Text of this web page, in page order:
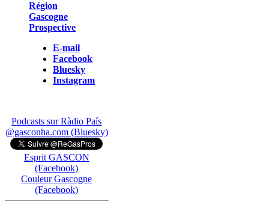
Région
Gascogne
Prospective
E-mail
Facebook
Bluesky
Instagram
Podcasts sur Ràdio País
@gasconha.com (Bluesky)
Esprit GASCON
(Facebook)
Couleur Gascogne
(Facebook)